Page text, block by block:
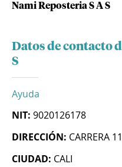
Nami Reposteria S A S
Datos de contacto
S
Ayuda
NIT: 9020126178
DIRECCIÓN: CARRERA
CIUDAD: CALI